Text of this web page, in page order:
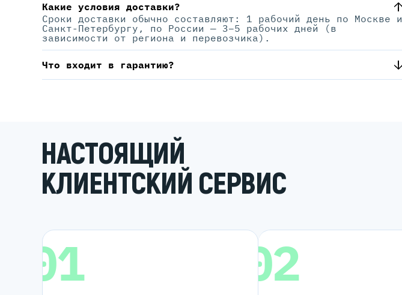
Какие условия доставки?
Сроки доставки обычно составляют: 1 рабочий день по Москве и
Санкт-Петербургу, по России — 3–5 рабочих дней (в
зависимости от региона и перевозчика).
Что входит в гарантию?
НАСТОЯЩИЙ
КЛИЕНТСКИЙ СЕРВИС
01 02